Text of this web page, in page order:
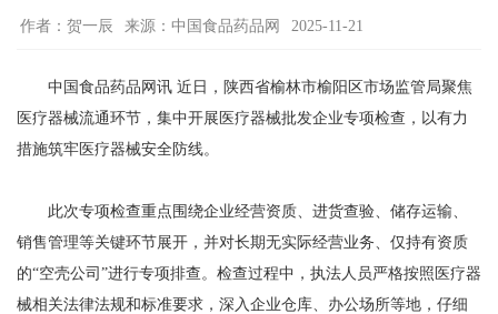
作者：贺一辰 来源：中国食品药品网 2025-11-21
中国食品药品网讯 近日，陕西省榆林市榆阳区市场监管局聚焦
医疗器械流通环节，集中开展医疗器械批发企业专项检查，以有力
措施筑牢医疗器械安全防线。
此次专项检查重点围绕企业经营资质、进货查验、储存运输、
销售管理等关键环节展开，并对长期无实际经营业务、仅持有资质
的“空壳公司”进行专项排查。检查过程中，执法人员严格按照医疗器
械相关法律法规和标准要求，深入企业仓库、办公场所等地，仔细